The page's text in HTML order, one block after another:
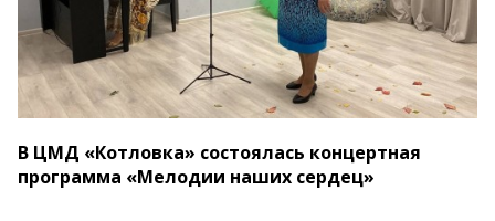
В ЦМД «Котловка» состоялась концертная
программа «Мелодии наших сердец»